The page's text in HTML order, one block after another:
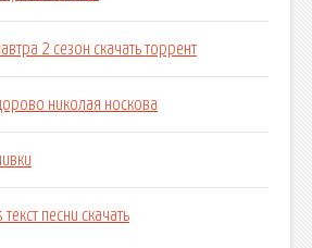
2 сезон скачать торрент
николая носкова
песни скачать